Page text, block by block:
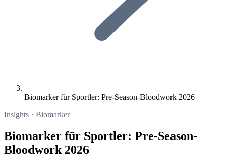
Biomarker für Sportler: Pre-Season-Bloodwork 2026
Insights · Biomarker
Biomarker für Sportler: Pre-Season-
Bloodwork 2026